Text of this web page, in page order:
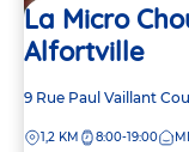
La Micro
Alfortville
Adresse
la
9 Rue Paul Vaillant
DISTANCE
1,2 KM 8:00-19:00